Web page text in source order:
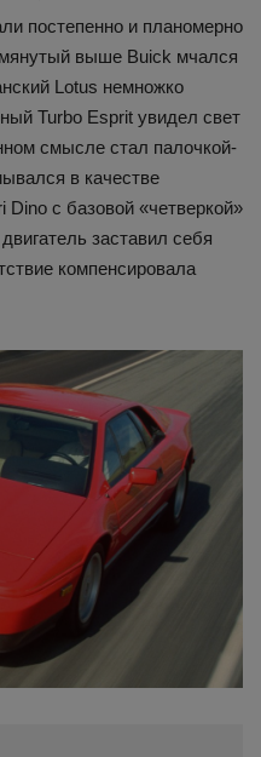
постепенно и планомерно
выше Buick мчался
Lotus немножко
Turbo Esprit увидел свет
смысле стал палочкой-
в качестве
Dino с базовой «четверкой»
заставил себя
компенсировала